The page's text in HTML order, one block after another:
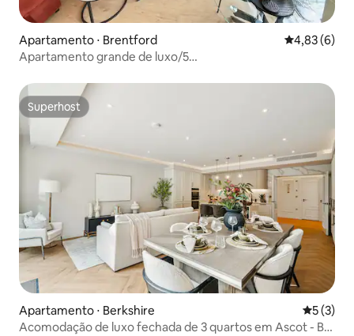
Apartamento ⋅ Brentford 4,83 de uma
4,83 (6)
Apartamento grande de luxo/5
Superhost
Superhost
Apartamento ⋅ Berkshire 5 de
5 (3)
Acomodação de luxo fechada de 3 quartos em Ascot - By